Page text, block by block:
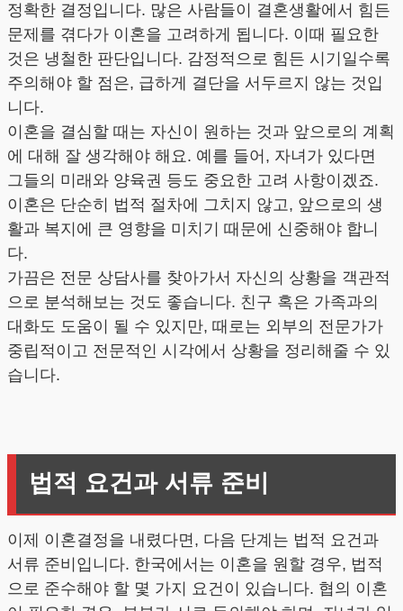
정확한 결정입니다. 많은 사람들이 결혼생활에서 힘든
문제를 겪다가 이혼을 고려하게 됩니다. 이때 필요한
것은 냉철한 판단입니다. 감정적으로 힘든 시기일수록
주의해야 할 점은, 급하게 결단을 서두르지 않는 것입
니다.
이혼을 결심할 때는 자신이 원하는 것과 앞으로의 계획
에 대해 잘 생각해야 해요. 예를 들어, 자녀가 있다면
그들의 미래와 양육권 등도 중요한 고려 사항이겠죠.
이혼은 단순히 법적 절차에 그치지 않고, 앞으로의 생
활과 복지에 큰 영향을 미치기 때문에 신중해야 합니
다.
가끔은 전문 상담사를 찾아가서 자신의 상황을 객관적
으로 분석해보는 것도 좋습니다. 친구 혹은 가족과의
대화도 도움이 될 수 있지만, 때로는 외부의 전문가가
중립적이고 전문적인 시각에서 상황을 정리해줄 수 있
습니다.
법적 요건과 서류 준비
이제 이혼결정을 내렸다면, 다음 단계는 법적 요건과
서류 준비입니다. 한국에서는 이혼을 원할 경우, 법적
으로 준수해야 할 몇 가지 요건이 있습니다. 협의 이혼